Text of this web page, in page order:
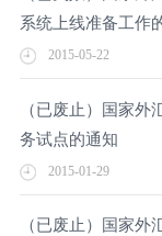
系统上线准备工作
2015-05-22
（已废止）国家
务试点的通知
2015-01-29
（已废止）国家